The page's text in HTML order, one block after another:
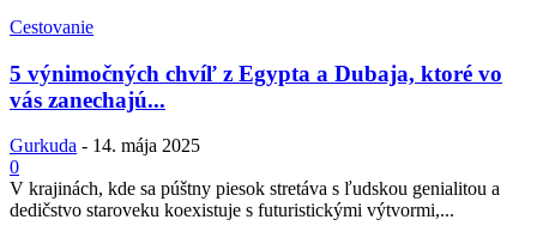
Cestovanie
5 výnimočných chvíľ z Egypta a Dubaja, ktoré vo
vás zanechajú...
Gurkuda - 14. mája 2025
0
V krajinách, kde sa púštny piesok stretáva s ľudskou genialitou a
dedičstvo staroveku koexistuje s futuristickými výtvormi,...